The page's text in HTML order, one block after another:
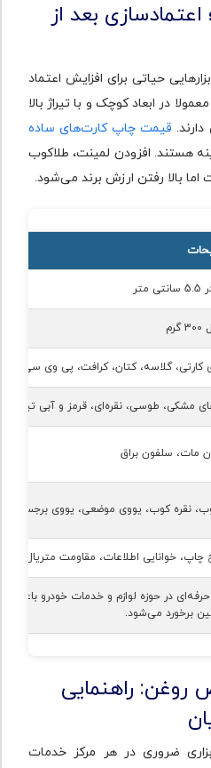
بعد از
حیاتی برای افزایش اعتماد
در ابعاد کوچک و با تیراژ بالا
قیمت چاپ کارت‌های ساده
هستند. افزودن لمینت، طلاکوب
بالا رفتن ارزش برند می‌شود.
کارتی، گلاسه، کتان، کرافت، پی وی سی
مشکی، طوسی، نقره‌ای، قرمز و آبی تیره،
مات، سلفون براق
نقره کوب، یووی موضعی، یووی برجسته،
چاپ، خوانایی اطلاعات، مقاومت متریال در
در حوزه لوازم و خدمات خودرو باعث
برخورد می‌شود.
روغن: راهنمایی
ضروری در هر مرکز خدمات